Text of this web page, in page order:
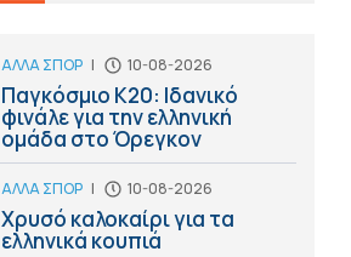
ΑΛΛΑ ΣΠΟΡ | 10-08-2026
Παγκόσμιο Κ20: Ιδανικό
φινάλε για την ελληνική
ομάδα στο Όρεγκον
ΑΛΛΑ ΣΠΟΡ | 10-08-2026
Χρυσό καλοκαίρι για τα
ελληνικά κουπιά